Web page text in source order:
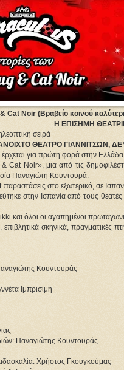
Cat Noir (Βραβείο κοινού
Η ΕΠΙΣΗΜΗ
σειρά
ΘΕΑΤΡΟ ΓΙΑΝΝΙΤΣΩΝ,
για πρώτη φορά στην
Cat Noir», μια από τις
Παναγιώτη Κουντουρά.
παραστάσεις στο εξωτερικό, σε
στην Ισπανία από τους
και όλοι οι αγαπημένοι
επιβλητικά σκηνικά,
Κουντουράς
Ιμπρισίμη
Παναγιώτης Κουντουράς
Χρήστος Γκουγκούμας